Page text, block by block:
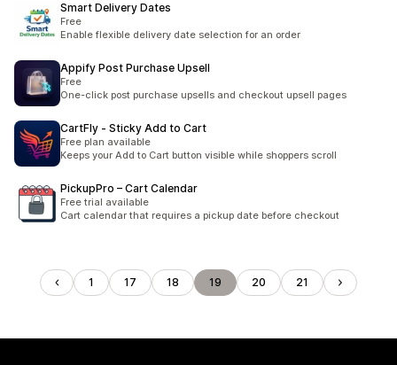
Smart Delivery Dates
Free
Enable flexible delivery date selection for an order
Appify Post Purchase Upsell
Free
One-click post purchase upsells and checkout upsell pages
CartFly ‑ Sticky Add to Cart
Free plan available
Keeps your Add to Cart button visible while shoppers scroll
PickupPro – Cart Calendar
Free trial available
Cart calendar that requires a pickup date before checkout
1 17 18 19 20 21